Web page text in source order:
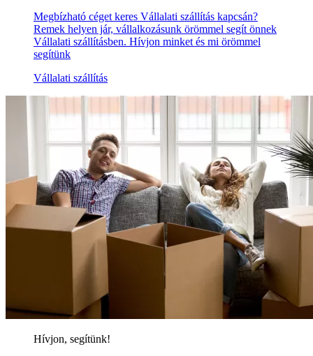
Megbízható céget keres Vállalati szállítás kapcsán?
Remek helyen jár, vállalkozásunk örömmel segít önnek
Vállalati szállításben. Hívjon minket és mi örömmel
segítünk
Vállalati szállítás
Hívjon, segítünk!